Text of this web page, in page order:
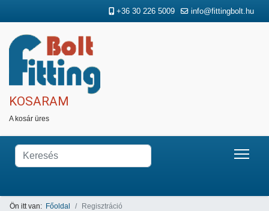
+36 30 226 5009 info@fittingbolt.hu
KOSARAM
A kosár üres
Ön itt van: Főoldal Regisztráció